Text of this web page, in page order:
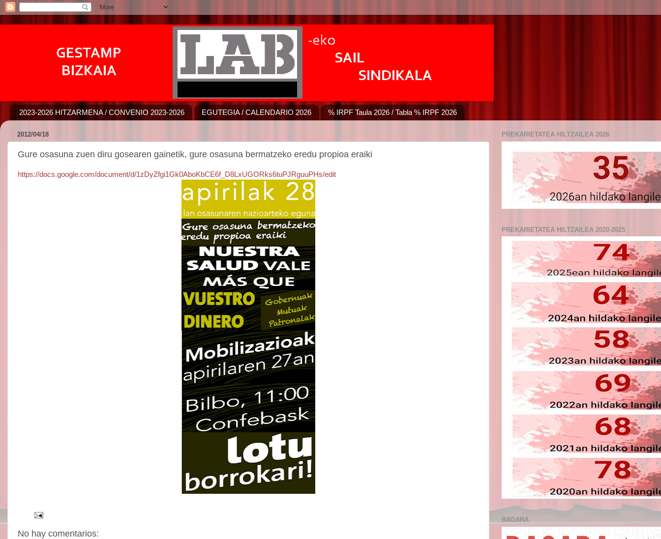
2023-2026 HITZARMENA / CONVENIO 2023-2026 EGUTEGIA / CALENDARIO 2026 % IRPF Taula 2026 / Tabla % IRPF 2026
2012/04/18
Gure osasuna zuen diru gosearen gainetik, gure osasuna bermatzeko eredu propioa eraiki
https://docs.google.com/document/d/1zDyZfgi1Gk0AboKbCE6f_D8LxUGORks6tuPJRguuPHs/edit
No hay comentarios:
PREKARIETATEA HILTZAILEA 2026
PREKARIETATEA HILTZAILEA 2020-2025
BAGARA